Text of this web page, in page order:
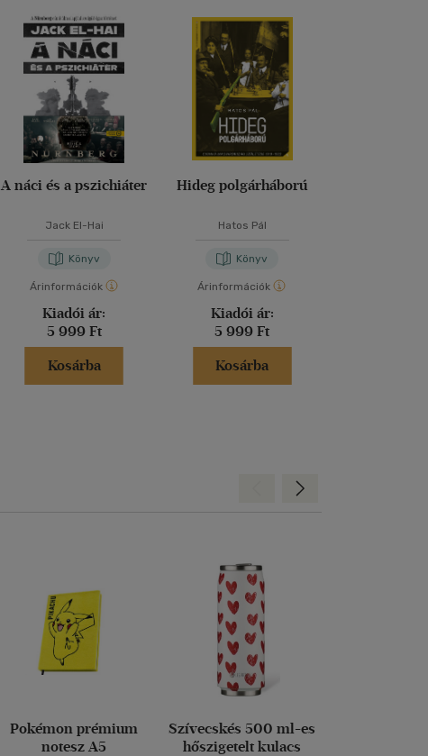
A náci és a pszichiáter
Jack El-Hai
Könyv
Árinformációk
Kiadói ár:
5 999 Ft
Kosárba
Hideg polgárháború
Hatos Pál
Könyv
Árinformációk
Kiadói ár:
5 999 Ft
Kosárba
Pokémon prémium
notesz A5
Szívecskés 500 ml-es
hőszigetelt kulacs
Előre